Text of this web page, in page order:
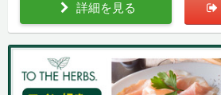
詳細を見る